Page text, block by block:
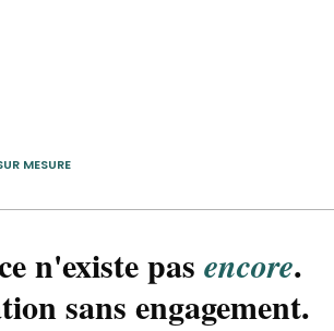
MESURE
n'existe pas encore.
sans engagement.